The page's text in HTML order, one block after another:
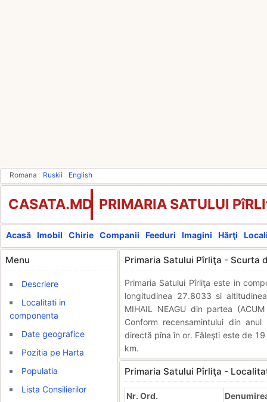
Romana Ruskii English
CASATA.MD PRIMARIA SATULUI
Acasă Imobil Chirie Companii Feeduri Imagini Hărţi
Menu
Descriere
Localitati in
componenta
Date geografice
Pozitia pe Harta
Populatia
Lista Consilierilor
Primaria Satului Pîrliţa - Scurta
Primaria Satului Pîrliţa este in
longitudinea 27.8033 si
MIHAIL NEAGU din partea
Conform recensamintului din
directă pîna în or. Făleşti este de
km.
Primaria Satului Pîrliţa -
Nr. Ord.